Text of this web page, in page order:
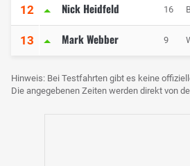
12 Nick Heidfeld 16
13 Mark Webber 9
Hinweis: Bei Testfahrten gibt es keine
Die angegebenen Zeiten werden direkt von den Teams